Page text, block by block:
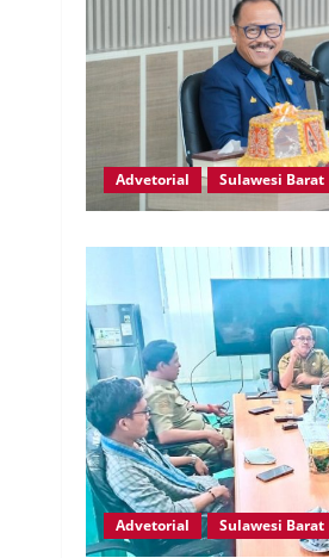
Advetorial Sulawesi Barat
Advetorial Sulawesi Barat